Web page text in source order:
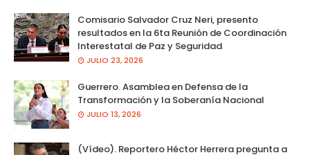
Comisario Salvador Cruz Neri, presento
resultados en la 6ta Reunión de Coordinación
Interestatal de Paz y Seguridad
JULIO 23, 2026
Guerrero. Asamblea en Defensa de la
Transformación y la Soberanía Nacional
JULIO 13, 2026
(Vídeo). Reportero Héctor Herrera pregunta a